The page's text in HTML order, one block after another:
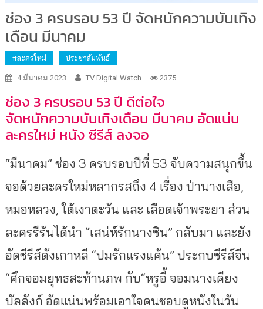
ช่อง 3 ครบรอบ 53 ปี จัดหนักความบันเทิง
เดือน มีนาคม
#ละครใหม่ ประชาสัมพันธ์
4 มีนาคม 2023 TV Digital Watch 2375
ช่อง 3 ครบรอบ 53 ปี ดีต่อใจ
จัดหนักความบันเทิงเดือน มีนาคม อัดแน่น
ละครใหม่ หนัง ซีรีส์ ลงจอ
“มีนาคม” ช่อง 3 ครบรอบปีที่ 53 จับความสนุกขึ้น
จอด้วยละครใหม่หลากรสถึง 4 เรื่อง ป่านางเสือ,
หมอหลวง, ใต้เงาตะวัน และ เลือดเจ้าพระยา ส่วน
ละครรีรันได้นำ “เสน่ห์รักนางซิน” กลับมา และยัง
อัดซีรีส์ดังเกาหลี “ปมรักแรงแค้น” ประกบซีรีส์จีน
“ศึกจอมยุทธสะท้านภพ กับ“หรูอี้ จอมนางเคียง
บัลลังก์ อัดแน่นพร้อมเอาใจคนชอบดูหนังในวัน